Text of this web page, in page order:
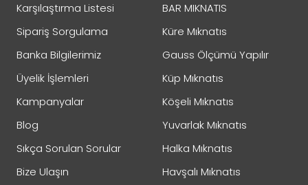
Karşılaştırma Listesi
Sipariş Sorgulama
Banka Bilgilerimiz
Üyelik İşlemleri
Kampanyalar
Blog
Sıkça Sorulan Sorular
Bize Ulaşın
BAR MIKNATIS
Küre Mıknatıs
Gauss Ölçümü Yapılır
Küp Mıknatıs
Köşeli Mıknatıs
Yuvarlak Mıknatıs
Halka Mıknatıs
Havşalı Mıknatıs